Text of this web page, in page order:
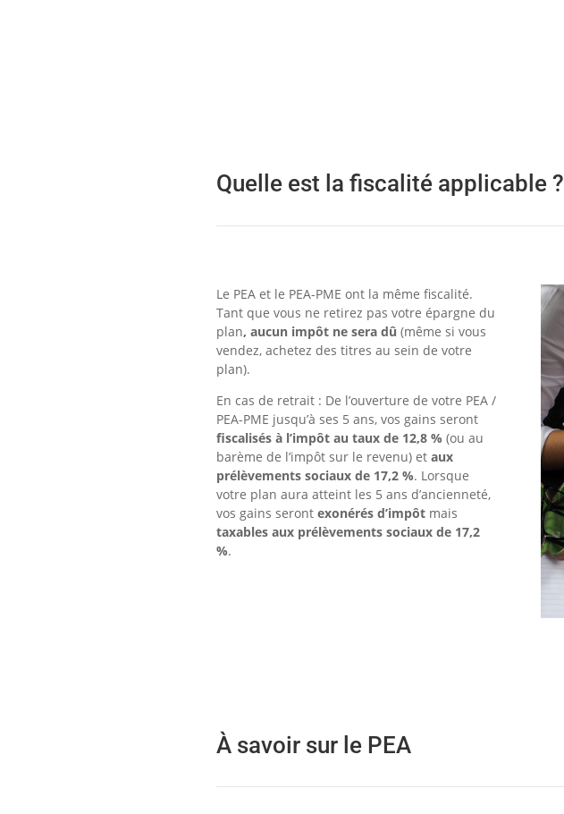
Quelle est la fiscalité applicable ?
Le PEA et le PEA-PME ont la même fiscalité.
Tant que vous ne retirez pas votre épargne du
plan, aucun impôt ne sera dû (même si vous
vendez, achetez des titres au sein de votre
plan).
En cas de retrait : De l’ouverture de votre PEA /
PEA-PME jusqu’à ses 5 ans, vos gains seront
fiscalisés à l’impôt au taux de 12,8 % (ou au
barème de l’impôt sur le revenu) etaux
prélèvements sociaux de 17,2 %. Lorsque
votre plan aura atteint les 5 ans d’ancienneté,
vos gains seront exonérés d’impôtmais
taxables aux prélèvements sociaux de 17,2
%.
À savoir sur le PEA